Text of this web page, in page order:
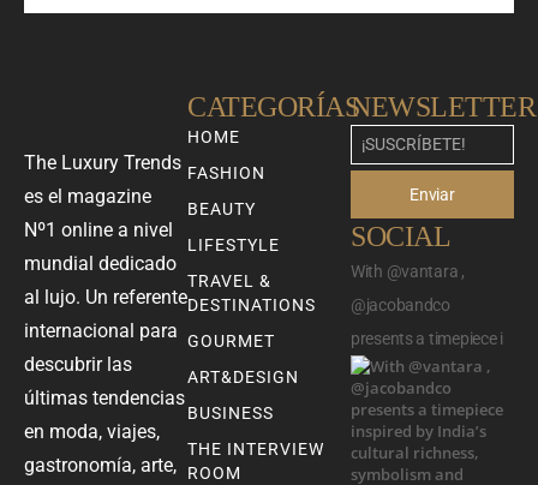
The Luxury Trends
es el magazine
Nº1 online a nivel
mundial dedicado
al lujo. Un referente
internacional para
descubrir las
últimas tendencias
en moda, viajes,
gastronomía, arte,
CATEGORÍAS
HOME
FASHION
BEAUTY
LIFESTYLE
TRAVEL &
DESTINATIONS
GOURMET
ART&DESIGN
BUSINESS
THE INTERVIEW
ROOM
NEWSLETTER
Enviar
SOCIAL
With @vantara ,
@jacobandco
presents a timepiece i